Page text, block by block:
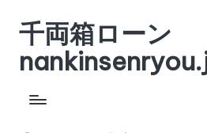
Skip
content
千両箱ローン